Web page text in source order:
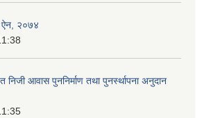
ऐन, २०७४
निजी आवास पुननिर्माण तथा पुनर्स्थापना अनुदान